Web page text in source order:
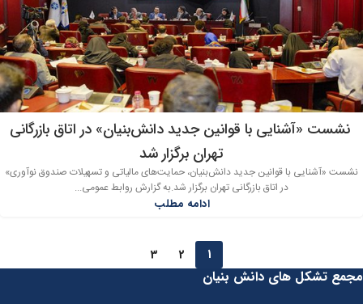
نشست «آشنایی با قوانین جدید دانش‌بنیان» در اتاق بازرگانی
تهران برگزار شد
نشست «آشنایی با قوانین جدید دانش‌بنیان، حمایت‌های مالیاتی و تسهیلات صندوق نوآوری»
در اتاق بازرگانی تهران برگزار شد.به گزارش روابط عمومی...
ادامه مطلب
1
2
3
مجمع تشکل های دانش بنیان